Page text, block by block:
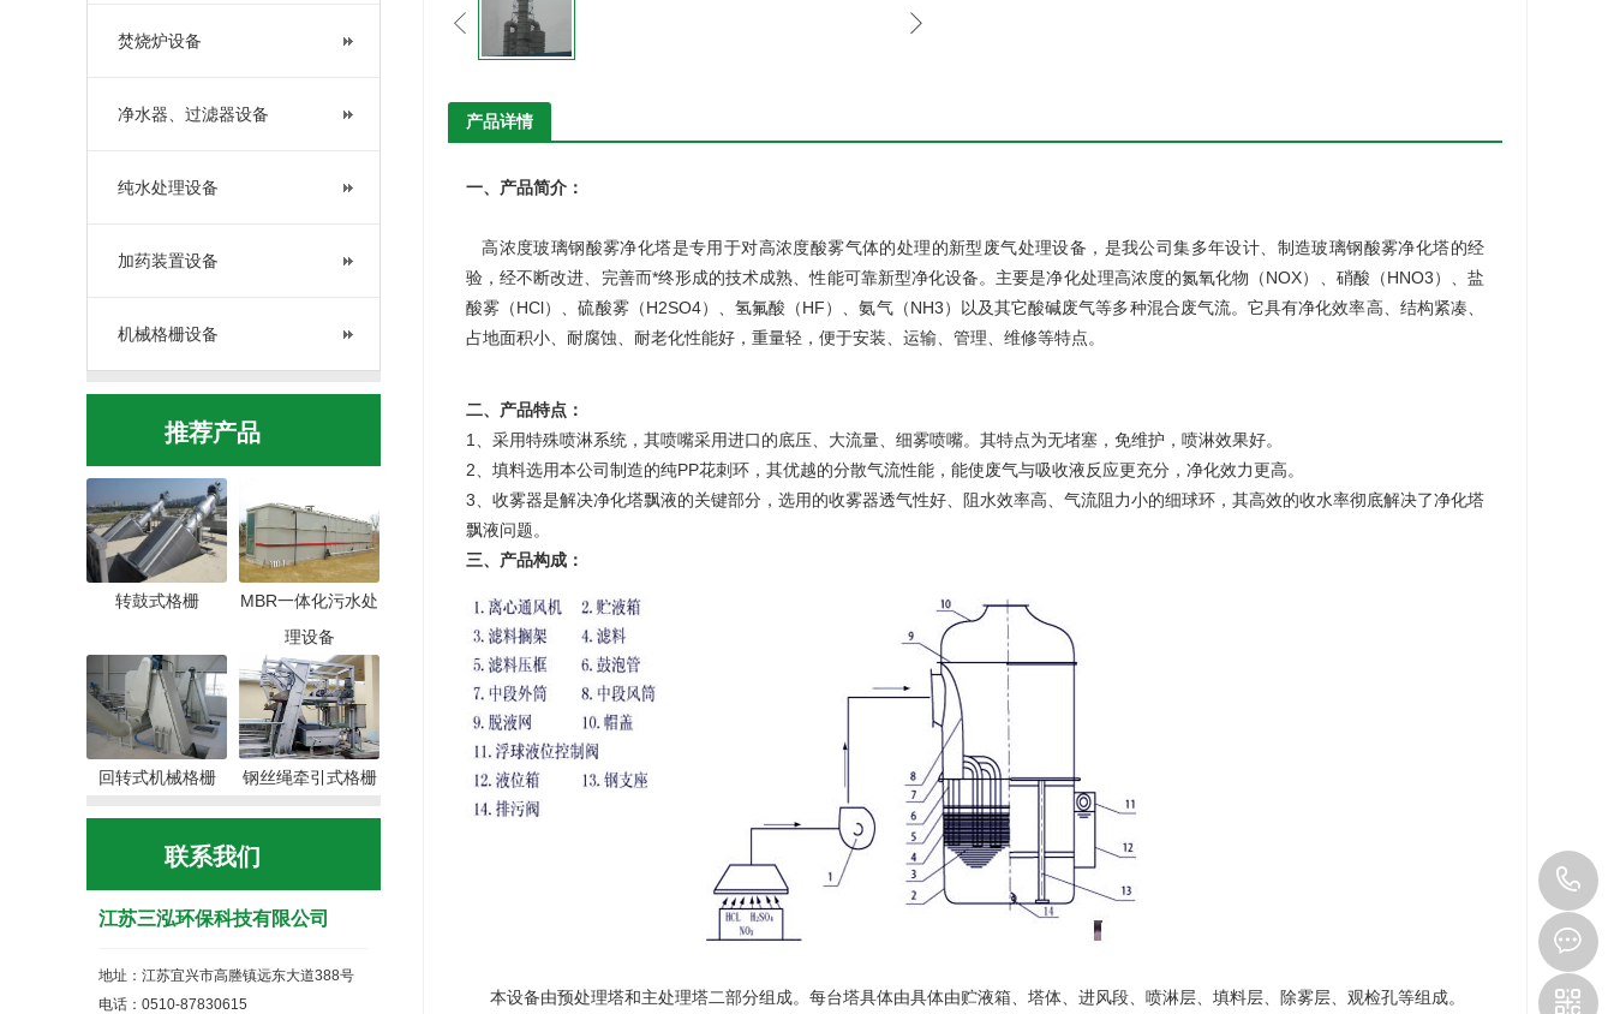
焚烧炉设备
净水器、过滤器设备
纯水处理设备
加药装置设备
机械格栅设备
推荐产品
转鼓式格栅
MBR一体化污水处
理设备
回转式机械格栅 钢丝绳牵引式格栅
联系我们
江苏三泓环保科技有限公司
地址：江苏宜兴市高塍镇远东大道388号
电话：0510-87830615
产品详情
一、产品简介：
高浓度玻璃钢酸雾净化塔是专用于对高浓度酸雾气体的处理的新型废气处理设备，是我公司集多年设计、制造玻璃钢酸雾净化塔的经
验，经不断改进、完善而*终形成的技术成熟、性能可靠新型净化设备。主要是净化处理高浓度的氮氧化物（NOX）、硝酸（HNO3）、盐
酸雾（HCl）、硫酸雾（H2SO4）、氢氟酸（HF）、氨气（NH3）以及其它酸碱废气等多种混合废气流。它具有净化效率高、结构紧凑、
占地面积小、耐腐蚀、耐老化性能好，重量轻，便于安装、运输、管理、维修等特点。
二、产品特点：
1、采用特殊喷淋系统，其喷嘴采用进口的底压、大流量、细雾喷嘴。其特点为无堵塞，免维护，喷淋效果好。
2、填料选用本公司制造的纯PP花刺环，其优越的分散气流性能，能使废气与吸收液反应更充分，净化效力更高。
3、收雾器是解决净化塔飘液的关键部分，选用的收雾器透气性好、阻水效率高、气流阻力小的细球环，其高效的收水率彻底解决了净化塔
飘液问题。
三、产品构成：
本设备由预处理塔和主处理塔二部分组成。每台塔具体由具体由贮液箱、塔体、进风段、喷淋层、填料层、除雾层、观检孔等组成。